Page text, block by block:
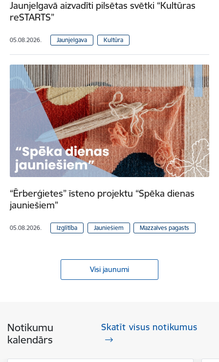
Jaunjelgavā aizvadīti pilsētas svētki “Kultūras
reSTARTS”
05.08.2026. Jaunjelgava Kultūra
“Ērberģietes” īsteno projektu “Spēka dienas
jauniešiem”
05.08.2026. Izglītība Jauniešiem Mazzalves pagasts
Visi jaunumi
Notikumu
kalendārs
Skatīt visus notikumus